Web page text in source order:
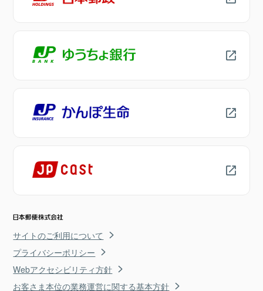
サイトのご利用について
プライバシーポリシー
Webアクセシビリティ方針
お客さま本位の業務運営に関する基本方針